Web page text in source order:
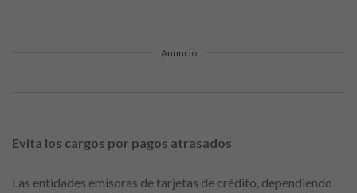
Anuncio
Evita los cargos por pagos atrasados
Las entidades emisoras de tarjetas de crédito, dependiendo